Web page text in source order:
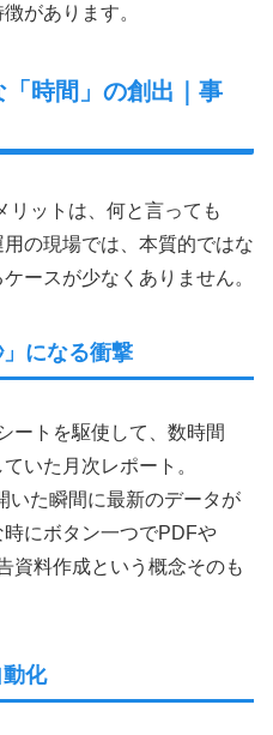
があります。
時間」の創出｜事
リットは、何と言っても
用の現場では、本質的ではな
ースが少なくありません。
になる衝撃
ートを駆使して、数時間
いた月次レポート。
いた瞬間に最新のデータが
にボタン一つでPDFや
資料作成という概念そのも
化